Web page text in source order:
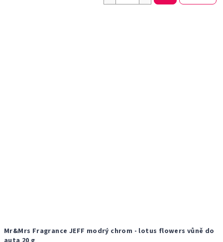
Mr&Mrs Fragrance JEFF modrý chrom - lotus flowers vůně do